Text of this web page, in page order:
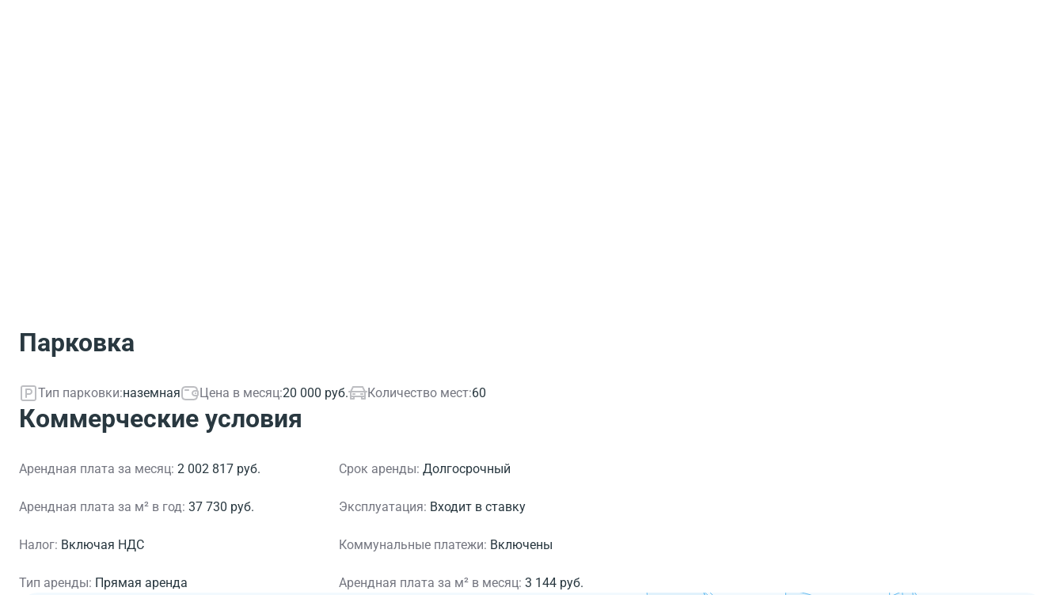
Парковка
Тип парковки:наземная Цена в месяц:20 000 руб. Количество мест:60
Коммерческие условия
Арендная плата за месяц: 2 002 817 руб. Срок аренды: Долгосрочный
Арендная плата за м² в год: 37 730 руб. Эксплуатация: Входит в ставку
Налог: Включая НДС Коммунальные платежи: Включены
Тип аренды: Прямая аренда Арендная плата за м² в месяц: 3 144 руб.